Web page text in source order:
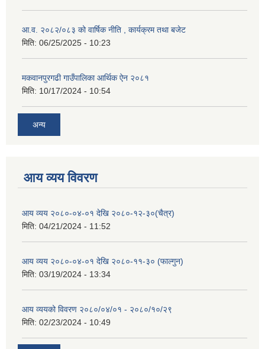
आ.व. २०८२/०८३ को वार्षिक नीति , कार्यक्रम तथा बजेट
मिति: 06/25/2025 - 10:23
मकवानपुरगढी गाउँपालिका आर्थिक ‌‌‌ऐन २०८१
मिति: 10/17/2024 - 10:54
अन्य
आय व्यय विवरण
आय व्यय २०८०-०४-०१ देखि २०८०-१२-३०(चैत्र)
मिति: 04/21/2024 - 11:52
आय व्यय २०८०-०४-०१ देखि २०८०-११-३० (फाल्गुन)
मिति: 03/19/2024 - 13:34
आय व्ययको विवरण २०८०/०४/०१ - २०८०/१०/२९
मिति: 02/23/2024 - 10:49